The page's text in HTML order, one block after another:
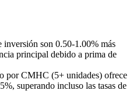
inversión son 0.50-1.00% más
principal debido a prima de
por CMHC (5+ unidades) ofrece
superando incluso las tasas de